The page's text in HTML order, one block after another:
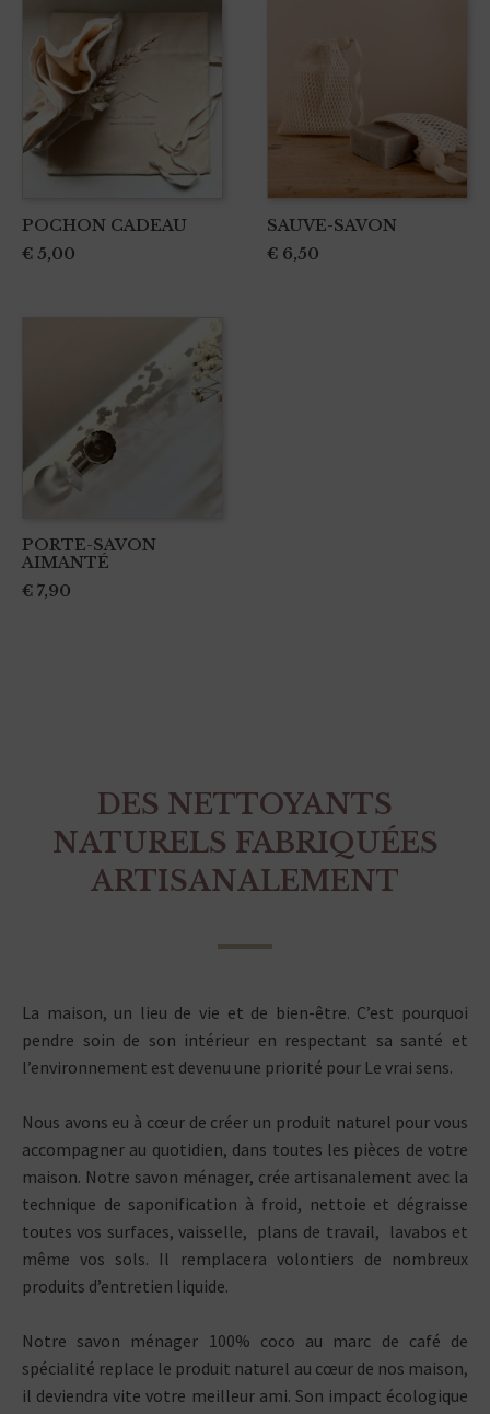
POCHON CADEAU
€ 5,00
SAUVE-SAVON
€ 6,50
PORTE-SAVON
AIMANTÉ
€ 7,90
DES NETTOYANTS
NATURELS FABRIQUÉES
ARTISANALEMENT
La maison, un lieu de vie et de bien-être. C’est pourquoi
pendre soin de son intérieur en respectant sa santé et
l’environnement est devenu une priorité pour Le vrai sens.
Nous avons eu à cœur de créer un produit naturel pour vous
accompagner au quotidien, dans toutes les pièces de votre
maison. Notre savon ménager, crée artisanalement avec la
technique de saponification à froid, nettoie et dégraisse
toutes vos surfaces, vaisselle, plans de travail, lavabos et
même vos sols. Il remplacera volontiers de nombreux
produits d’entretien liquide.
Notre savon ménager 100% coco au marc de café de
spécialité replace le produit naturel au cœur de nos maison,
il deviendra vite votre meilleur ami. Son impact écologique